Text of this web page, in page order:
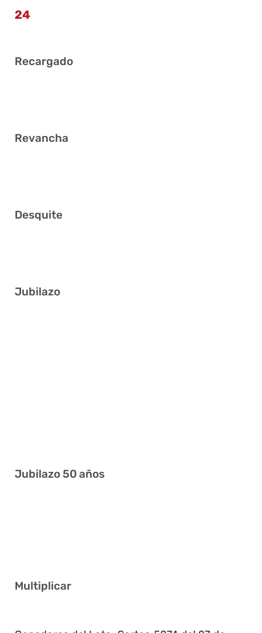
24
Recargado
Revancha
Desquite
Jubilazo
Jubilazo 50 años
Multiplicar